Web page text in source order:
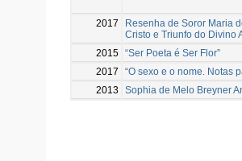
2017
Resenha de Soror Maria
Cristo e Triunfo do Divino
2015 “Ser Poeta é Ser Flor”
2017
“O sexo e o nome. Notas
2013
Sophia de Melo Breyner